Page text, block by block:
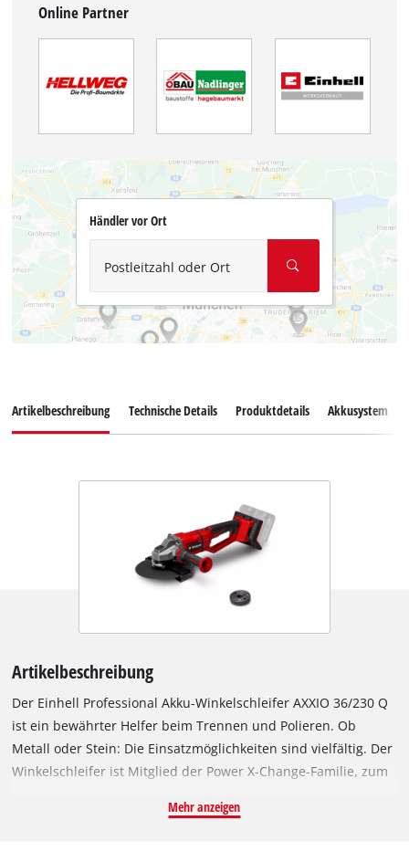
Online Partner
Händler vor Ort
Postleitzahl oder Ort
Artikelbeschreibung Technische Details Produktdetails Akkusystem
Artikelbeschreibung
Der Einhell Professional Akku-Winkelschleifer AXXIO 36/230 Q
ist ein bewährter Helfer beim Trennen und Polieren. Ob
Metall oder Stein: Die Einsatzmöglichkeiten sind vielfältig. Der
Winkelschleifer ist Mitglied der Power X-Change-Familie, zum
das Gerät von dem Einhell PurePOWER Brushless Motor.
Mehr anzeigen